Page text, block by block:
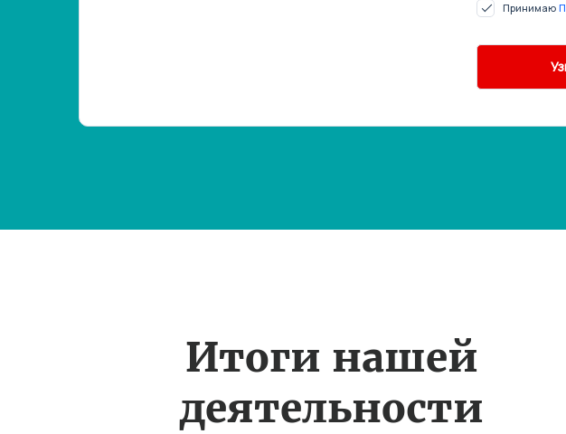
Принимаю
Итоги нашей
деятельности